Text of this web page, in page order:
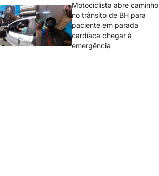
Motociclista abre caminho
no trânsito de BH para
paciente em parada
cardíaca chegar à
emergência